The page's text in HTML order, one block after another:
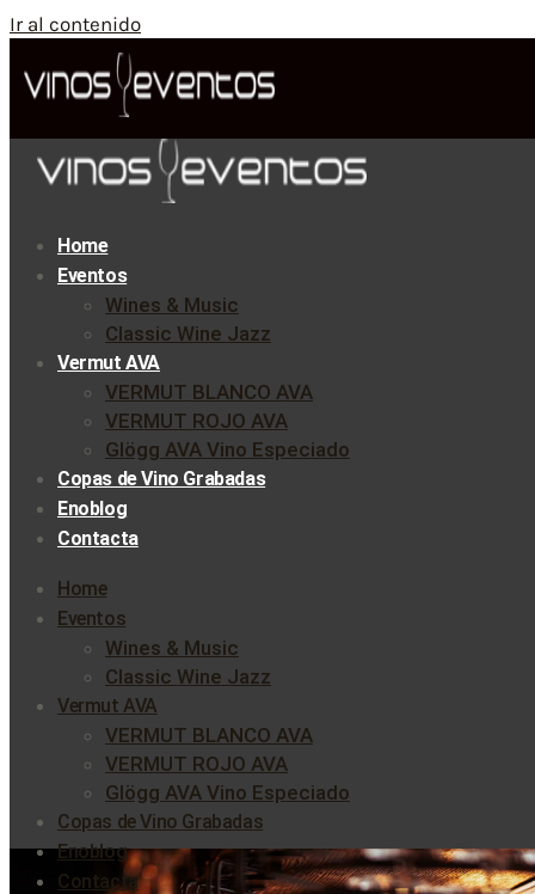
Ir al contenido
Home
Eventos
Wines & Music
Classic Wine Jazz
Vermut AVA
VERMUT BLANCO AVA
VERMUT ROJO AVA
Glögg AVA Vino Especiado
Copas de Vino Grabadas
Enoblog
Contacta
Home
Eventos
Wines & Music
Classic Wine Jazz
Vermut AVA
VERMUT BLANCO AVA
VERMUT ROJO AVA
Glögg AVA Vino Especiado
Copas de Vino Grabadas
Enoblog
Contacta